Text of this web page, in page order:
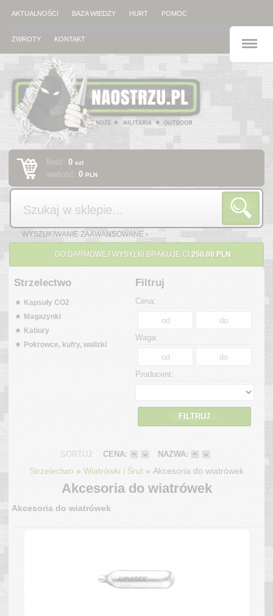
AKTUALNOŚCI BAZA WIEDZY HURT POMOC
ZWROTY KONTAKT
Ilość:0szt
wartość:0PLN
Szukaj
WYSZUKIWANIE ZAAWANSOWANE ›
DO DARMOWEJ WYSYŁKI BRAKUJE CI 250.00 PLN
Strzelectwo
Kapsuły CO2
Magazynki
Kabury
Pokrowce, kufry, walizki
Filtruj
Cena:
Waga:
Producent:
FILTRUJ
SORTUJ: CENA: NAZWA:
Strzelectwo » Wiatrówki i Śrut » Akcesoria do wiatrówek
Akcesoria do wiatrówek
Akcesoria do wiatrówek